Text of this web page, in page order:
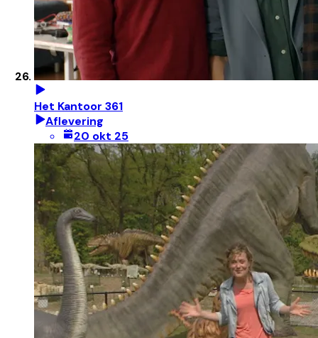
Het Kantoor 361
Aflevering
20 okt 25